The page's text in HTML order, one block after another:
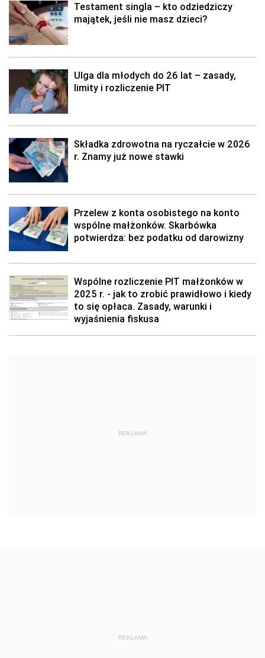
Testament singla – kto odziedziczy
majątek, jeśli nie masz dzieci?
Ulga dla młodych do 26 lat – zasady,
limity i rozliczenie PIT
Składka zdrowotna na ryczałcie w 2026
r. Znamy już nowe stawki
Przelew z konta osobistego na konto
wspólne małżonków. Skarbówka
potwierdza: bez podatku od darowizny
Wspólne rozliczenie PIT małżonków w
2025 r. - jak to zrobić prawidłowo i kiedy
to się opłaca. Zasady, warunki i
wyjaśnienia fiskusa
REKLAMA
REKLAMA